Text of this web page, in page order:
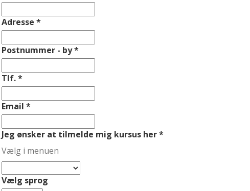
Adresse *
Postnummer - by*
Tlf.*
Email *
Jeg ønsker at tilmelde mig kursus her*
Vælg i menuen
Vælg sprog